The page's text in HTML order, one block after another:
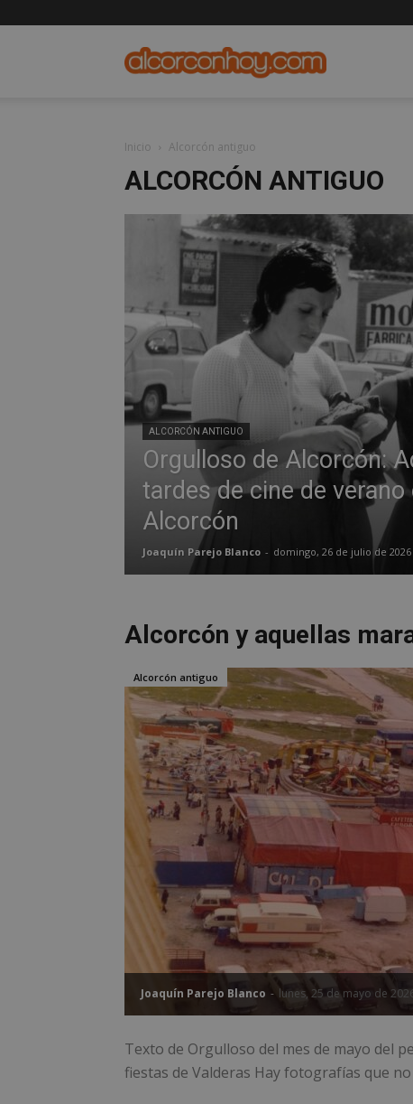
Inicio Alcorcón antiguo
ALCORCÓN ANTIGUO
ALCORCÓN ANTIGUO
Orgulloso de Alcorcón:
tardes de cine de verano
Alcorcón
Joaquín Parejo Blanco - domingo, 26 de julio de 2026
Alcorcón y aquellas
Joaquín Parejo Blanco - lunes, 25 de mayo de
Alcorcón antiguo
Texto de Orgulloso del mes de mayo del
fiestas de Valderas Hay fotografías que no